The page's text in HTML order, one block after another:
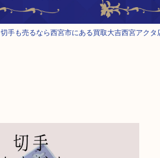
切手も売るなら西宮市にある買取大吉西宮アクタ